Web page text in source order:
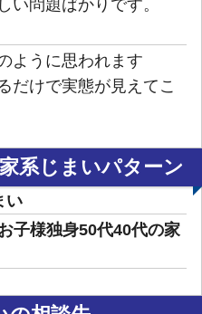
い問題ばかりです。
ように思われます
けで実態が見えてこ
系じまいパターン
い
子様独身50代40代の家